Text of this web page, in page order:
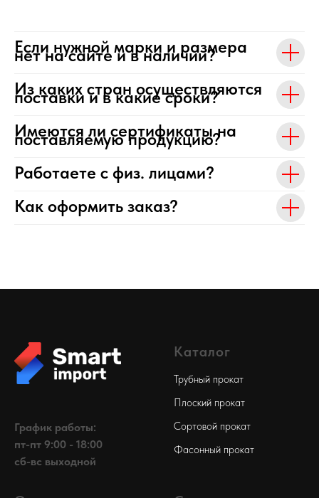
Если нужной марки и размера
нет на сайте и в наличии?
Из каких стран осуществляются
поставки и в какие сроки?
Имеются ли сертификаты на
поставляемую продукцию?
Работаете с физ. лицами?
Как оформить заказ?
График работы:
пт-пт 9:00 - 18:00
сб-вс выходной
Каталог
Трубный прокат
Плоский прокат
Сортовой прокат
Фасонный прокат